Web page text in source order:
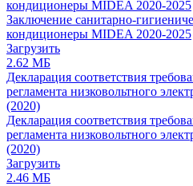
кондиционеры MIDEA 2020-2025
Заключение санитарно-
кондиционеры MIDEA 2020-2025
Загрузить
2.62 МБ
Декларация соответствия
регламента низковольтного
(2020)
Декларация соответствия
регламента низковольтного
(2020)
Загрузить
2.46 МБ